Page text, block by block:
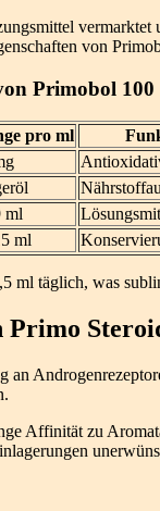
von
Primobol 100
pro ml
ml
ml
ml täglich, was
Primo
Affinität zu